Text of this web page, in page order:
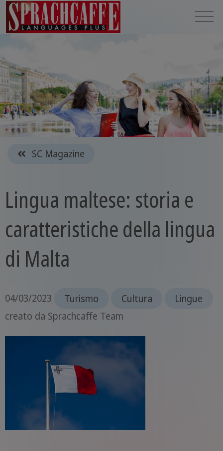
SC Magazine
Lingua maltese: storia e
caratteristiche della lingua
di Malta
04/03/2023 Turismo Cultura
Lingue
creato da Sprachcaffe Team